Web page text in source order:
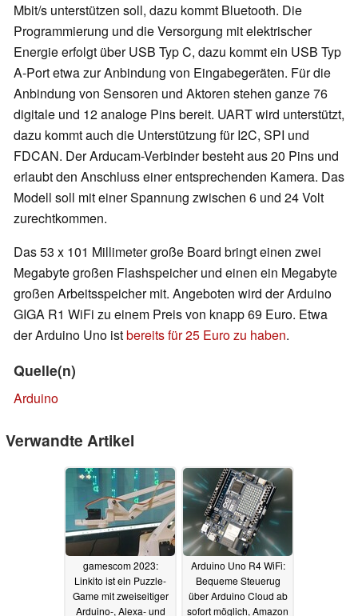
Mbit/s unterstützen soll, dazu kommt Bluetooth. Die
Programmierung und die Versorgung mit elektrischer
Energie erfolgt über USB Typ C, dazu kommt ein USB Typ
A-Port etwa zur Anbindung von Eingabegeräten. Für die
Anbindung von Sensoren und Aktoren stehen ganze 76
digitale und 12 analoge Pins bereit. UART wird unterstützt,
dazu kommt auch die Unterstützung für I2C, SPI und
FDCAN. Der Arducam-Verbinder besteht aus 20 Pins und
erlaubt den Anschluss einer entsprechenden Kamera. Das
Modell soll mit einer Spannung zwischen 6 und 24 Volt
zurechtkommen.
Das 53 x 101 Millimeter große Board bringt einen zwei
Megabyte großen Flashspeicher und einen ein Megabyte
großen Arbeitsspeicher mit. Angeboten wird der Arduino
GIGA R1 WiFi zu einem Preis von knapp 69 Euro. Etwa
der Arduino Uno istbereits für 25 Euro zu haben.
Quelle(n)
Arduino
Verwandte Artikel
gamescom 2023:
Linkito ist ein Puzzle-
Game mit zweiseitiger
Arduino-, Alexa- und
Arduino Uno R4 WiFi:
Bequeme Steuerug
über Arduino Cloud ab
sofort möglich, Amazon